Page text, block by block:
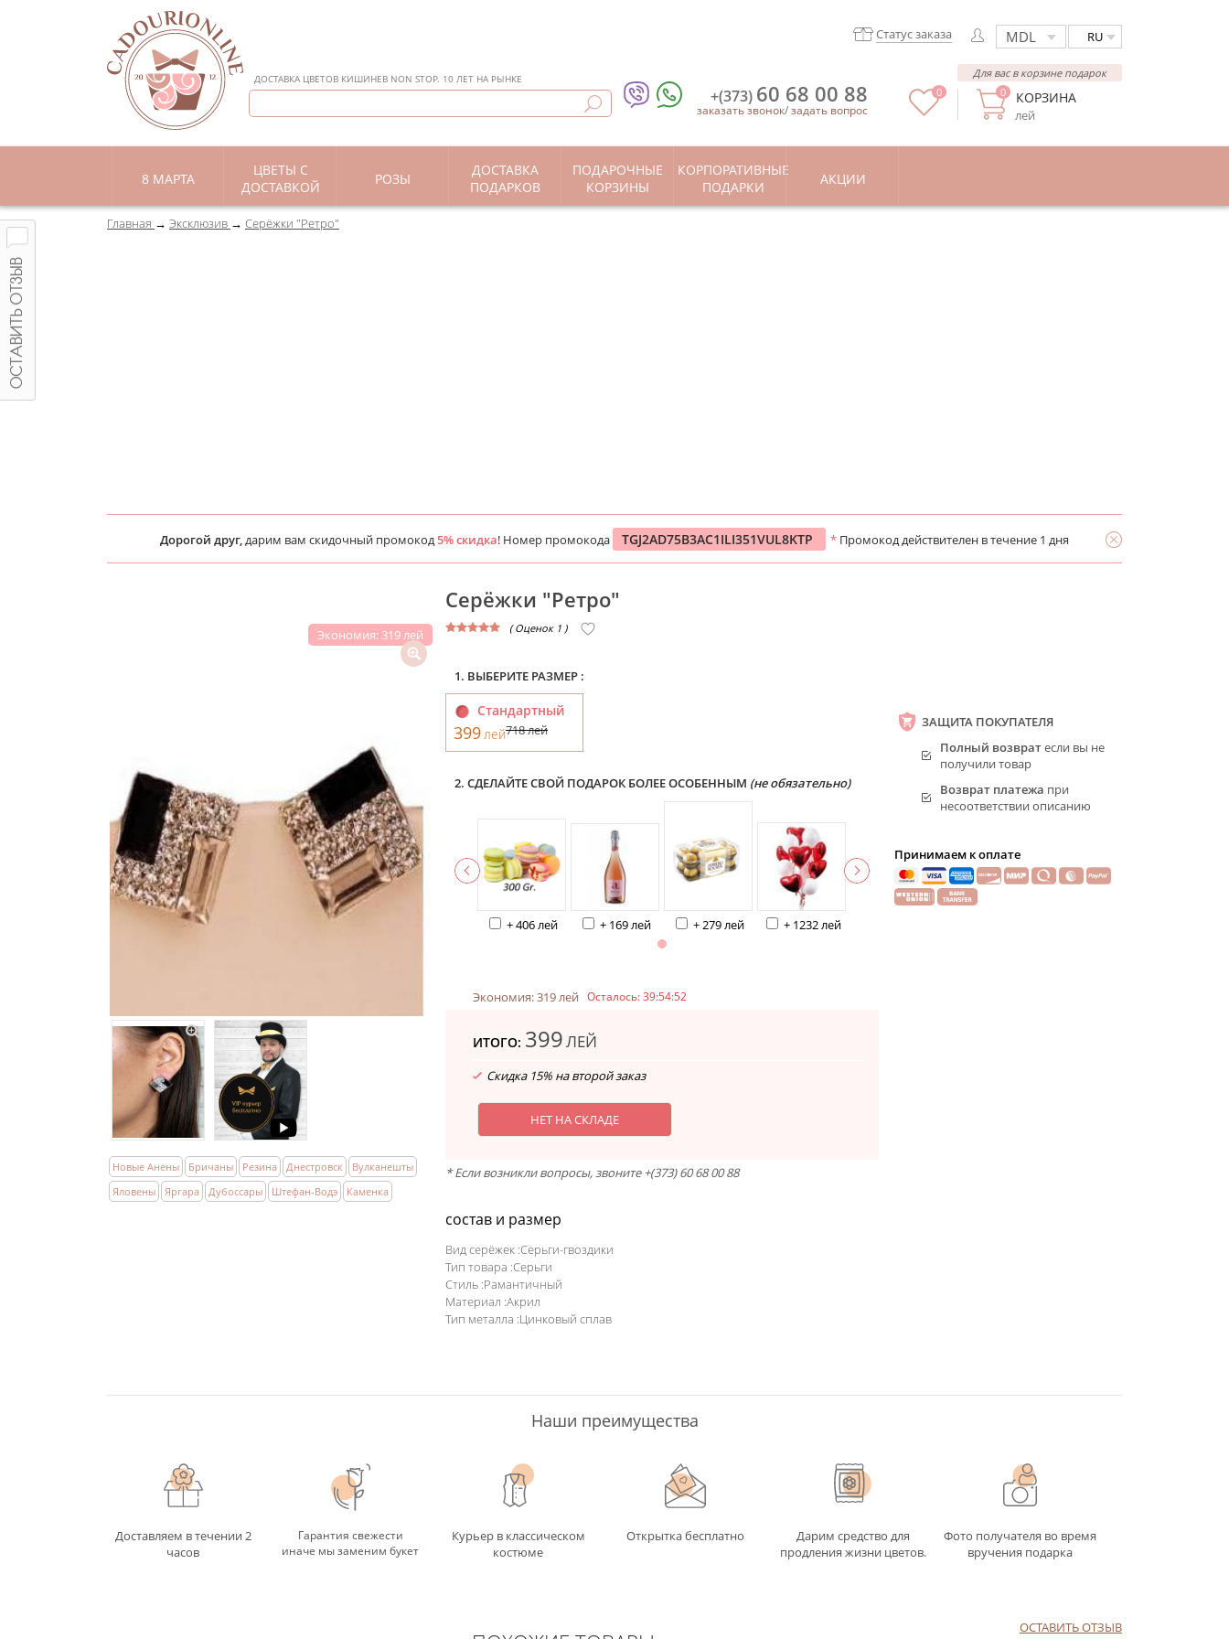
ДОСТАВКА ЦВЕТОВ КИШИНЕВ NON STOP. 10 ЛЕТ НА РЫНКЕ
RU
Статус заказа
КОРЗИНА
лей
0
Для вас в корзине подарок
0
+(373) 60 68 00 88
заказать звонок/задать вопрос
8 МАРТА
ЦВЕТЫ С
ДОСТАВКОЙ
РОЗЫ
ДОСТАВКА
ПОДАРКОВ
ПОДАРОЧНЫЕ
КОРЗИНЫ
КОРПОРАТИВНЫЕ
ПОДАРКИ
АКЦИИ
Главная Эксклюзив Серёжки "Ретро"
Дорогой друг,дарим вам скидочный промокод5% скидка! Номер промокода TGJ2AD75B3AC1ILI351VUL8KTP * Промокод действителен в течение 1 дня
Экономия: 319 лей
Новые Анены Бричаны Резина Днестровск
Вулканешты
Яловены
Яргара Дубоссары Штефан-Водэ Каменка
Серёжки "Ретро"
( Оценок 1 )
1. ВЫБЕРИТЕ РАЗМЕР :
Стандартный
399 лей718лей
2. СДЕЛАЙТЕ СВОЙ ПОДАРОК БОЛЕЕ ОСОБЕННЫМ (не обязательно)
+ 406 лей + 169 лей + 279 лей + 1232 лей
Экономия: 319 лей Осталось:39:54:52
ИТОГО: 399ЛЕЙ
Скидка 15% на второй заказ
НЕТ НА СКЛАДЕ
* Если возникли вопросы, звоните +(373) 60 68 00 88
состав и размер
Вид серёжек :Серьги-гвоздики
Тип товара :Серьги
Стиль :Рамантичный
Материал :Акрил
Тип металла :Цинковый сплав
ЗАЩИТА ПОКУПАТЕЛЯ
Полный возвратесли вы не
получили товар
Возврат платежа при
несоответствии описанию
Принимаем к оплате
Наши преимущества
Доставляем в течении 2
часов
Гарантия свежести
иначе мы заменим букет
Курьер в классическом
костюме
Открытка бесплатно
Дарим средство для
продления жизни цветов.
Фото получателя во время
вручения подарка
ОСТАВИТЬ ОТЗЫВ